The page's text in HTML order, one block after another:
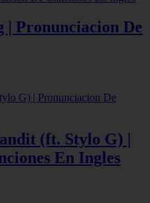
Pronunciacion De
(ft. Stylo G) |
En Ingles